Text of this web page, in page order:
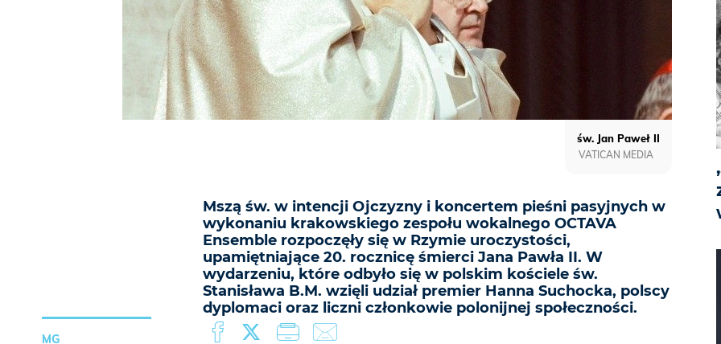
Mszą św. w intencji Ojczyzny i koncertem pieśni pasyjnych w
wykonaniu krakowskiego zespołu wokalnego OCTAVA
Ensemble rozpoczęły się w Rzymie uroczystości,
upamiętniające 20. rocznicę śmierci Jana Pawła II. W
wydarzeniu, które odbyło się w polskim kościele św.
Stanisława B.M. wzięli udział premier Hanna Suchocka, polscy
dyplomaci oraz liczni członkowie polonijnej społeczności.
św. Jan Paweł II
VATICAN MEDIA
MG